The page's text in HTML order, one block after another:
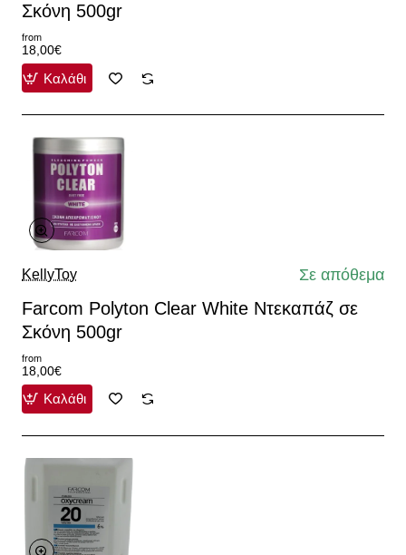
Σκόνη 500gr
from
18,00€
Καλάθι
KellyToy Σε απόθεμα
Farcom Polyton Clear White Ντεκαπάζ σε
Σκόνη 500gr
from
18,00€
Καλάθι